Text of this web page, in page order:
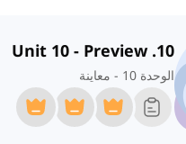
10. Unit 10 - Preview
الوحدة 10 - معاينة